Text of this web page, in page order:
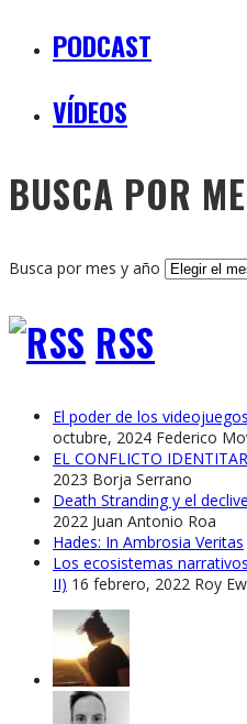
PODCAST
VÍDEOS
BUSCA POR
Busca por mes y año
RSS
El poder de los
octubre, 2024 Federico
EL CONFLICTO
2023 Borja Serrano
Death Stranding y el
2022 Juan Antonio Roa
Hades: In Ambrosia Veritas
Los ecosistemas
II) 16 febrero, 2022 Roy